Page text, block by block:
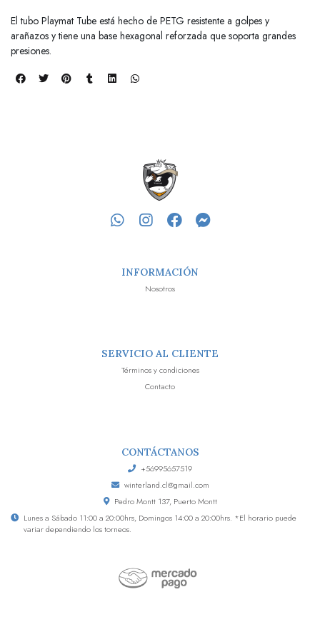
El tubo Playmat Tube está hecho de PETG resistente a golpes y
arañazos y tiene una base hexagonal reforzada que soporta grandes
presiones.
INFORMACIÓN
Nosotros
SERVICIO AL CLIENTE
Términos y condiciones
Contacto
CONTÁCTANOS
+56995657519
winterland.cl@gmail.com
Pedro Montt 137, Puerto Montt
Lunes a Sábado 11:00 a 20:00hrs, Domingos 14:00 a 20:00hrs. *El horario puede
variar dependiendo los torneos.